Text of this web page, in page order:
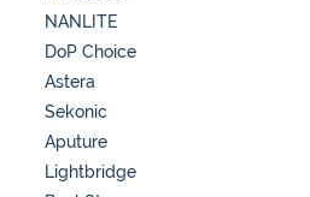
NANLITE
DoP Choice
Astera
Sekonic
Aputure
Lightbridge